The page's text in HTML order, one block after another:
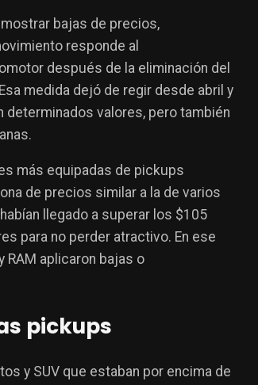
bajas de precios,
responde al
después de la eliminación del
medida dejó de regir desde abril y
valores, pero también
más equipadas de pickups
de precios similar a la de varios
llegado a superar los $105
para no perder atractivo. En ese
RAM aplicaron bajas o
pickups
y SUV que estaban por encima de